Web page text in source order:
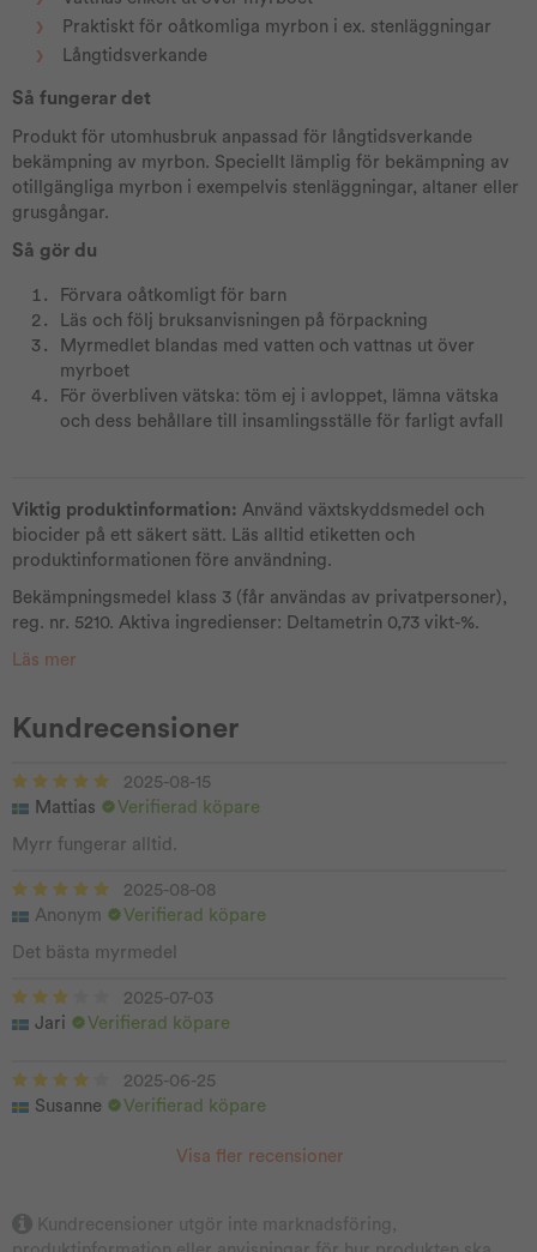
Praktiskt för oåtkomliga myrbon i ex. stenläggningar
Långtidsverkande
Så fungerar det
Produkt för utomhusbruk anpassad för långtidsverkande
bekämpning av myrbon. Speciellt lämplig för bekämpning av
otillgängliga myrbon i exempelvis stenläggningar, altaner eller
grusgångar.
Så gör du
Förvara oåtkomligt för barn
Läs och följ bruksanvisningen på förpackning
Myrmedlet blandas med vatten och vattnas ut över
myrboet
För överbliven vätska: töm ej i avloppet, lämna vätska
och dess behållare till insamlingsställe för farligt avfall
Viktig produktinformation: Använd växtskyddsmedel och
biocider på ett säkert sätt. Läs alltid etiketten och
produktinformationen före användning.
Bekämpningsmedel klass 3 (får användas av privatpersoner),
reg. nr. 5210. Aktiva ingredienser: Deltametrin 0,73 vikt-%.
Läs mer
Kundrecensioner
2025-08-15
Mattias
Verifierad köpare
Myrr fungerar alltid.
2025-08-08
Anonym
Verifierad köpare
Det bästa myrmedel
2025-07-03
Jari
Verifierad köpare
2025-06-25
Susanne
Verifierad köpare
Visa fler recensioner
Kundrecensioner utgör inte marknadsföring,